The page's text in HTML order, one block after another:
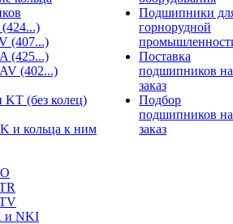
(407...)
(425...)
(402...)
(без колец)
и кольца к ним
и NKI
Подшипники
горнорудной
Поставка
подшипников на
заказ
Подбор
подшипников на
заказ